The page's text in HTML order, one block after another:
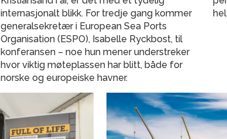
internasjonalt blikk. For tredje gang kommer
generalsekretær i European Sea Ports
Organisation (ESPO), Isabelle Ryckbost, til
konferansen – noe hun mener understreker
hvor viktig møteplassen har blitt, både for
norske og europeiske havner.